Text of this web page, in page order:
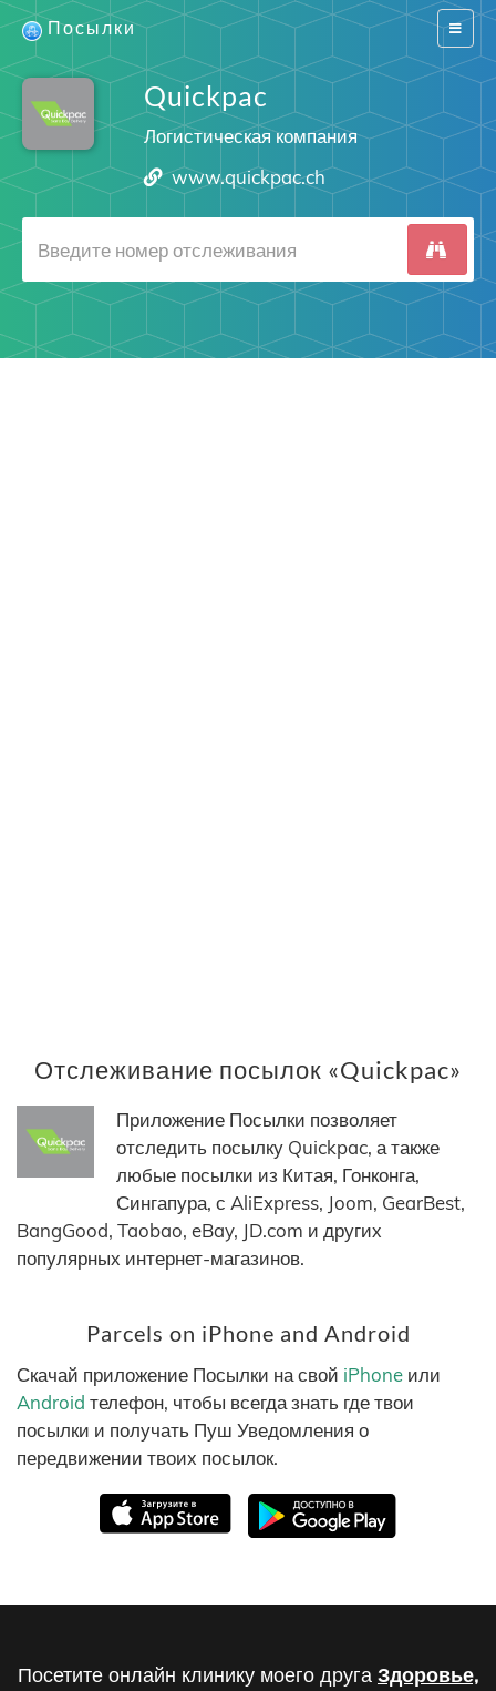
Switch
Посылки
Quickpac
Логистическая компания
www.quickpac.ch
Отслеживание посылок «Quickpac»
Приложение Посылки позволяет
отследить посылку Quickpac, а также
любые посылки из Китая, Гонконга,
Сингапура, с AliExpress, Joom, GearBest,
BangGood, Taobao, eBay, JD.com и других
популярных интернет-магазинов.
Parcels on iPhone and Android
Скачай приложение Посылки на свой iPhone или
Android телефон, чтобы всегда знать где твои
посылки и получать Пуш Уведомления о
передвижении твоих посылок.
Посетите онлайн клинику моего друга Здоровье,